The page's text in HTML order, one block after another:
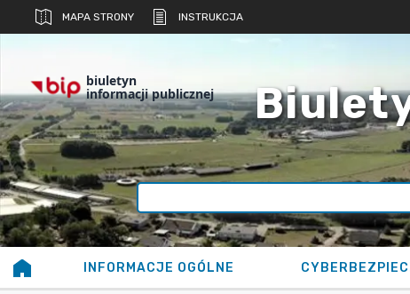
MAPA STRONY INSTRUKCJA
biuletyn
informacji publicznej
INFORMACJE OGÓLNE